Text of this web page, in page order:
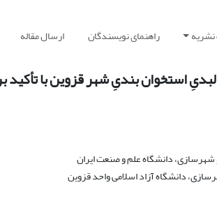
نشریه راهنمای نویسندگان ارسال مقاله
استخوان بندیِ شهر قزوین با تأکید
دانشگاه علم و صنعت ایران
دانشگاه آزاد اسلامی واحد قزوین